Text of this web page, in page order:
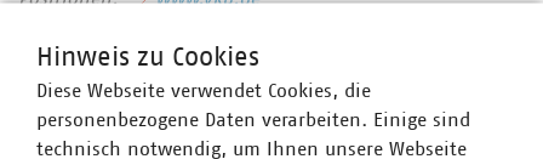
Ansprechpartner
Hinweis zu Cookies
Diese Webseite verwendet Cookies, die
personenbezogene Daten verarbeiten. Einige sind
technisch notwendig, um Ihnen unsere Webseite